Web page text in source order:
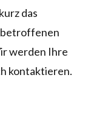
das
betroffenen
werden Ihre
kontaktieren.